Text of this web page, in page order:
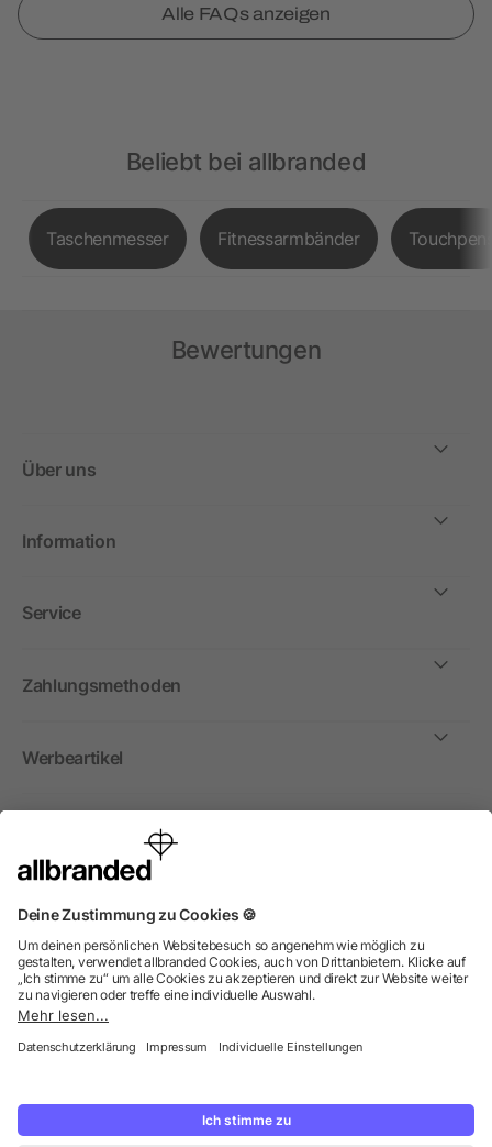
Alle FAQs anzeigen
Beliebt bei allbranded
Taschenmesser Fitnessarmbänder
Bewertungen
Über uns
Information
Service
Zahlungsmethoden
Werbeartikel
International
Wir verkaufen Werbeartikel, Werbemittel und
Vereine. Alle Preise zzgl. MwSt.